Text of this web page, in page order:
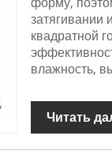
затягивании
квадратной
влажность,
Читать